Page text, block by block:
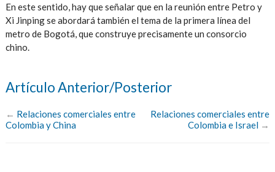
En este sentido, hay que señalar que en la reunión entre Petro y
Xi Jinping se abordará también el tema de la primera línea del
metro de Bogotá, que construye precisamente un consorcio
chino.
Artículo Anterior/Posterior
← Relaciones comerciales entre
Colombia y China
Relaciones comerciales entre
Colombia e Israel →